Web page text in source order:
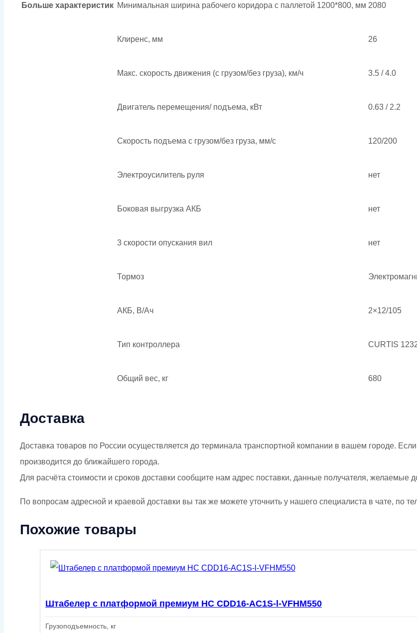
Больше характеристик Минимальная ширина рабочего коридора с паллетой 1200*800, мм 2080
Клиренс, мм 26
Макс. скорость движения (с грузом/без груза), км/ч 3.5 / 4.0
Двигатель перемещения/ подъема, кВт 0.63 / 2.2
Скорость подъема с грузом/без груза, мм/с 120/200
Электроусилитель руля нет
Боковая выгрузка АКБ нет
3 скорости опускания вил нет
Тормоз
АКБ, В/Ач 2×12/105
Тип контроллера CURTIS
Общий вес, кг 680
Доставка
Доставка товаров по России осуществляется до терминала транспортной компании в вашем городе.
производится до ближайшего города.
Для расчёта стоимости и сроков доставки сообщите нам адрес поставки, данные получателя, желаемые
По вопросам адресной и краевой доставки вы так же можете уточнить у нашего специалиста в чате, по
Похожие товары
Штабелер с платформой премиум НС CDD16-AC1S-l-VFHM550
Грузоподъемность, кг